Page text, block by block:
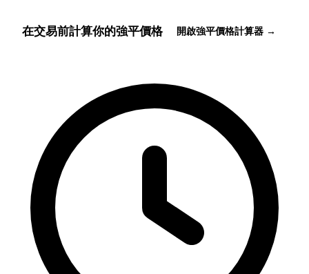
在交易前計算你的強平價格 開啟強平價格計算器 →